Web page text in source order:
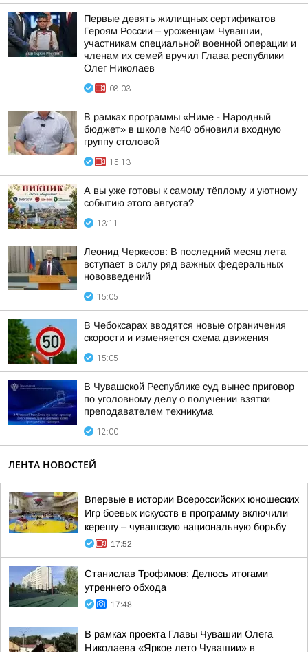
Первые девять жилищных сертификатов
Героям России – уроженцам Чувашии,
участникам специальной военной операции и
членам их семей вручил Глава республики
Олег Николаев
08:03
В рамках программы «Ниме - Народный
бюджет» в школе №40 обновили входную
группу столовой
15:13
А вы уже готовы к самому тёплому и уютному
событию этого августа?
13:11
Леонид Черкесов: В последний месяц лета
вступает в силу ряд важных федеральных
нововведений
15:05
В Чебоксарах вводятся новые ограничения
скорости и изменяется схема движения
15:05
В Чувашской Республике суд вынес приговор
по уголовному делу о получении взятки
преподавателем техникума
12:00
ЛЕНТА НОВОСТЕЙ
Впервые в истории Всероссийских юношеских
Игр боевых искусств в программу включили
керешу – чувашскую национальную борьбу
17:52
Станислав Трофимов: Делюсь итогами
утреннего обхода
17:48
В рамках проекта Главы Чувашии Олега
Николаева «Яркое лето Чувашии» в